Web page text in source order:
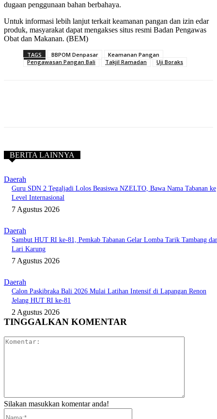
dugaan penggunaan bahan berbahaya.
Untuk informasi lebih lanjut terkait keamanan pangan dan izin edar
produk, masyarakat dapat mengakses situs resmi Badan Pengawas
Obat dan Makanan. (BEM)
TAGS BBPOM Denpasar
Keamanan Pangan
Pengawasan Pangan Bali
Takjil Ramadan Uji Boraks
BERITA LAINNYA
Daerah
Guru SDN 2 Tegaljadi Lolos Beasiswa NZELTO, Bawa Nama Tabanan ke
Level Internasional
7 Agustus 2026
Daerah
Sambut HUT RI ke-81, Pemkab Tabanan Gelar Lomba Tarik Tambang
Lari Karung
7 Agustus 2026
Daerah
Calon Paskibraka Bali 2026 Mulai Latihan Intensif di Lapangan Renon
Jelang HUT RI ke-81
2 Agustus 2026
TINGGALKAN KOMENTAR
Silakan masukkan komentar anda!